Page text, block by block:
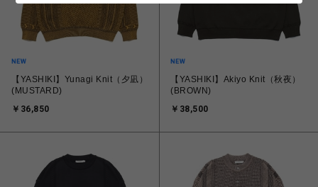
【YASHIKI】Yunagi Knit（夕凪）
(MUSTARD)
￥36,850
【YASHIKI】Akiyo Knit（秋夜）
(BROWN)
￥38,500